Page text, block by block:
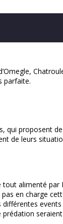
parfaite.
qui proposent
de leurs
alimenté
en charge